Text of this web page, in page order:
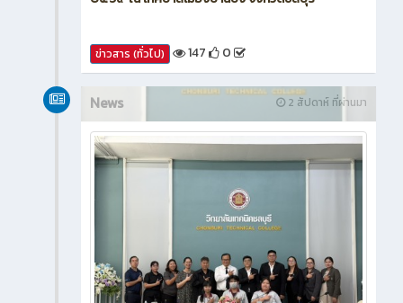
ข่าวสาร (ทั่วไป) 147 0
2 สัปดาห์ ที่ผ่านมา
News